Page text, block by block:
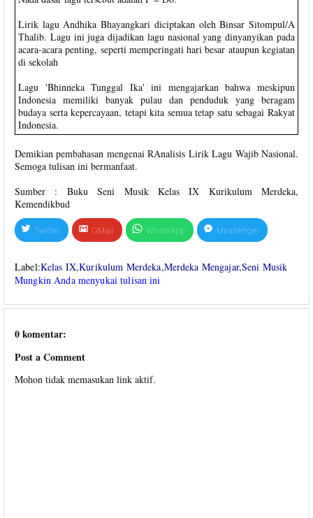
Lirik lagu Andhika Bhayangkari diciptakan oleh Binsar Sitompul/A
Thalib. Lagu ini juga dijadikan lagu nasional yang dinyanyikan pada
acara-acara penting, seperti memperingati hari besar ataupun kegiatan
di sekolah
Lagu 'Bhinneka Tunggal Ika' ini mengajarkan bahwa meskipun
Indonesia memiliki banyak pulau dan penduduk yang beragam
budaya serta kepercayaan, tetapi kita semua tetap satu sebagai Rakyat
Indonesia.
Demikian pembahasan mengenai RAnalisis Lirik Lagu Wajib Nasional.
Semoga tulisan ini bermanfaat.
Sumber : Buku Seni Musik Kelas IX Kurikulum Merdeka,
Kemendikbud
Twitter GMail WhatsApp Messenger
Label:Kelas IX,Kurikulum Merdeka,Merdeka Mengajar,Seni Musik
Mungkin Anda menyukai tulisan ini
0 komentar:
Post a Comment
Mohon tidak memasukan link aktif.